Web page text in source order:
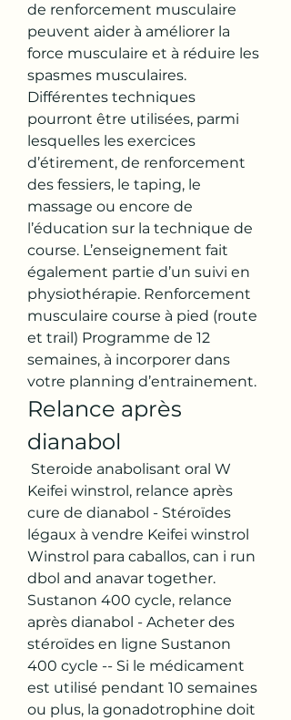
de renforcement musculaire
peuvent aider à améliorer la
force musculaire et à réduire les
spasmes musculaires.
Différentes techniques
pourront être utilisées, parmi
lesquelles les exercices
d’étirement, de renforcement
des fessiers, le taping, le
massage ou encore de
l’éducation sur la technique de
course. L’enseignement fait
également partie d’un suivi en
physiothérapie. Renforcement
musculaire course à pied (route
et trail) Programme de 12
semaines, à incorporer dans
votre planning d’entrainement.
Relance après
dianabol
Keifei winstrol, relance après
cure de dianabol - Stéroïdes
légaux à vendre Keifei winstrol
Winstrol para caballos, can i run
dbol and anavar together.
Sustanon 400 cycle, relance
après dianabol - Acheter des
stéroïdes en ligne Sustanon
400 cycle -- Si le médicament
est utilisé pendant 10 semaines
ou plus, la gonadotrophine doit